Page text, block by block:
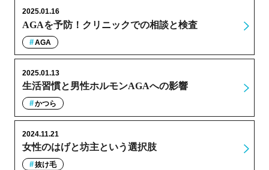
AGAを予防！クリニックでの相談と検査
2025.01.16
AGA
生活習慣と男性ホルモンAGAへの影響
2025.01.13
かつら
女性のはげと坊主という選択肢
2024.11.21
抜け毛